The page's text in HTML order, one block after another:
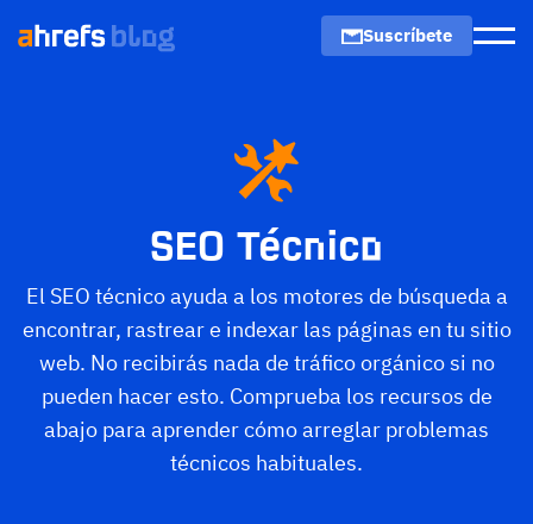
Suscríbete
SEO Técnico
El SEO técnico ayuda a los motores de búsqueda a
encontrar, rastrear e indexar las páginas en tu sitio
web. No recibirás nada de tráfico orgánico si no
pueden hacer esto. Comprueba los recursos de
abajo para aprender cómo arreglar problemas
técnicos habituales.